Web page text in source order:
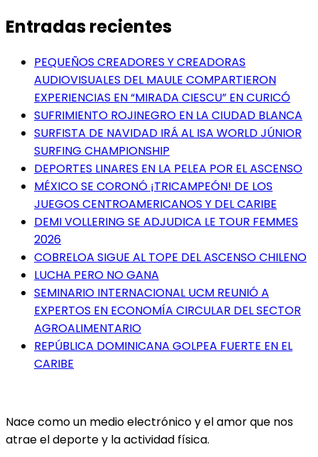
Entradas recientes
PEQUEÑOS CREADORES Y CREADORAS
AUDIOVISUALES DEL MAULE COMPARTIERON
EXPERIENCIAS EN “MIRADA CIESCU” EN CURICÓ
SUFRIMIENTO ROJINEGRO EN LA CIUDAD BLANCA
SURFISTA DE NAVIDAD IRÁ AL ISA WORLD JÚNIOR
SURFING CHAMPIONSHIP
DEPORTES LINARES EN LA PELEA POR EL ASCENSO
MÉXICO SE CORONÓ ¡TRICAMPEÓN! DE LOS
JUEGOS CENTROAMERICANOS Y DEL CARIBE
DEMI VOLLERING SE ADJUDICA LE TOUR FEMMES
2026
COBRELOA SIGUE AL TOPE DEL ASCENSO CHILENO
LUCHA PERO NO GANA
SEMINARIO INTERNACIONAL UCM REUNIÓ A
EXPERTOS EN ECONOMÍA CIRCULAR DEL SECTOR
AGROALIMENTARIO
REPÚBLICA DOMINICANA GOLPEA FUERTE EN EL
CARIBE
Nace como un medio electrónico y el amor que nos
atrae el deporte y la actividad física.